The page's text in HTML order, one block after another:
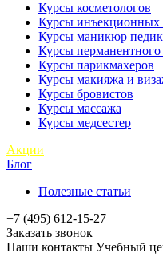
Курсы косметологов
Курсы инъекционных
Курсы маникюр
Курсы
Курсы парикмахеров
Курсы макияжа и
Курсы бровистов
Курсы массажа
Курсы медсестер
Акции
Блог
Полезные статьи
+7 (495) 612-15-27
Заказать звонок
Наши контакты Учебный